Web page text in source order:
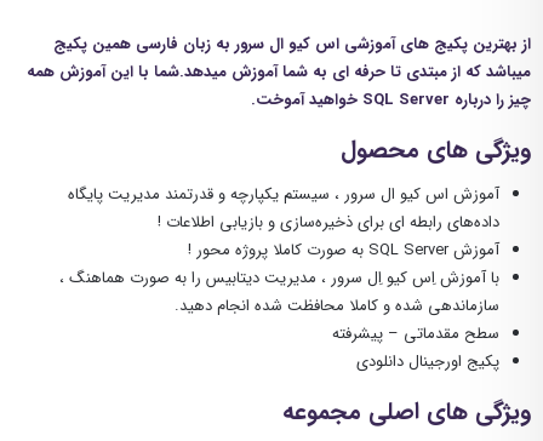
از بهترین پکیج های آموزشی اس کیو ال سرور به زبان فارسی همین پکیج
میباشد که از مبتدی تا حرفه ای به شما آموزش میدهد.شما با این آموزش همه
چیز را درباره SQL Server خواهید آموخت.
ویژگی های محصول
آموزش اس کیو ال سرور ، سیستمیکپارچه و قدرتمند مدیریت پایگاه
داده‌های رابطه ایبرای ذخیره‌سازی و بازیابی اطلاعات !
آموزش SQL Server به صورت کاملا پروژه محور !
باآموزشاِس کیو اِل سرور ، مدیریت دیتابیس را به صورت هماهنگ ،
سازماندهی شده و کاملا محافظت شده انجام دهید.
سطح مقدماتی – پیشرفته
پکیج اورجینال دانلودی
ویژگی های اصلی مجموعه